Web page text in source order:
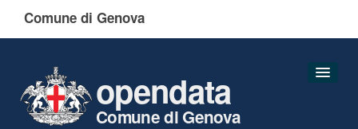
Comune di Genova
opendata
Comune di Genova